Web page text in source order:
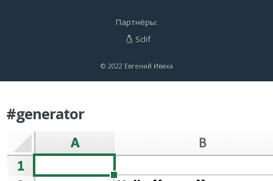
Партнёры:
Sclif
© 2022 Евгений Иваха
#generator